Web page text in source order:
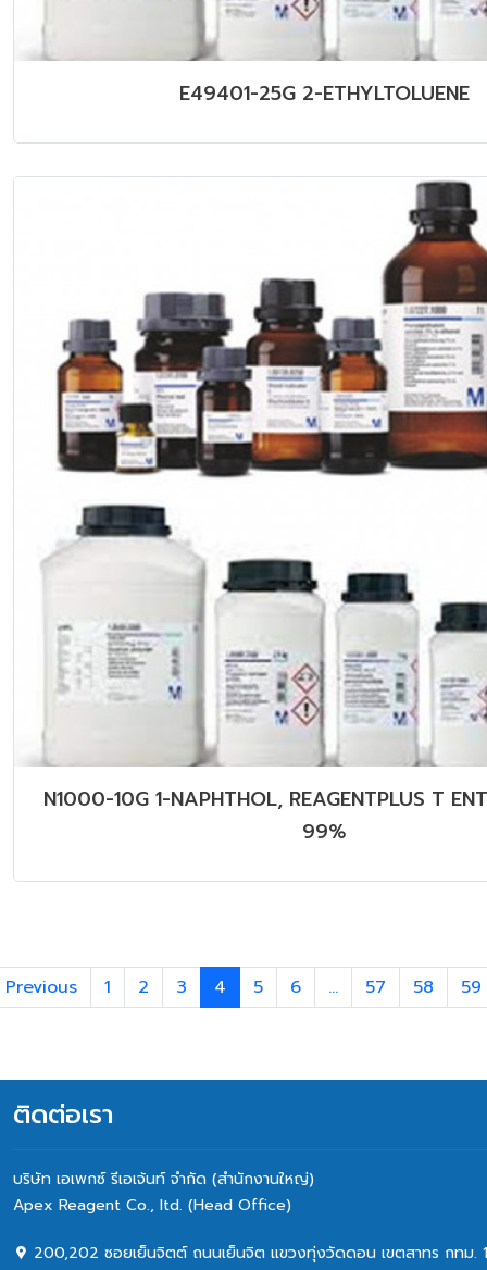
E49401-25G 2-ETHYLTOLUENE
N1000-10G 1-NAPHTHOL, REAGENTPLUS T
99%
Previous 1 2 3 4 5 6 ... 57 58 59
ติดต่อเรา
บริษัท เอเพกซ์ รีเอเจ้นท์ จำกัด (สำนักงานใหญ่)
Apex Reagent Co., Itd. (Head Office)
200,202 ซอยเย็นจิตต์ ถนนเย็นจิต แขวงทุ่งวัดดอน เขตสาทร กทม.